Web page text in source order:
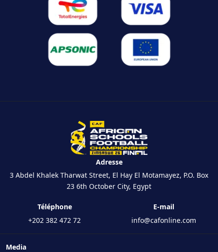
Media
Adresse
3 Abdel Khalek Tharwat Street, El Hay El Motamayez, P.O. Box
23 6th October City, Egypt
Téléphone
+202 382 472 72
E-mail
info@cafonline.com